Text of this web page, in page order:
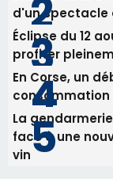
d'un spectacle
Éclipse du 12
profiter
En Corse, un
consommation
La
face à une
vin